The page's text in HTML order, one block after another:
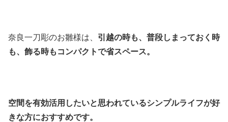
奈良一刀彫のお雛様は、 引越の時も、普段しまっておく時
も、飾る時もコンパクトで省スペース。
空間を有効活用したいと思われているシンプルライフが好
きな方におすすめです。